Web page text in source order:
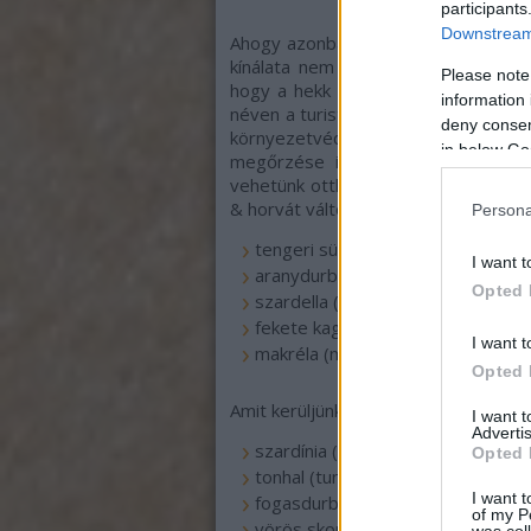
Please
information
deny
in below
I want
Opted
I want
Opted
I want
Opted
I want
of my
Ahogy azonban sajnos itthon is
kínálata nem feltétlenül a helyi
hogy a hekk nem balatoni hal? az
néven a turistát jól megtévesztve
környezetvédelmi szempontokat is
megőrzése is célunk (hiszen
vehetünk otthon is), a következő
& horvát változat):
tengeri sügér (seabream; branzin
aranydurbincs (gilt head; orada),
szardella (anchovies; incun);
fekete kagyló (mussels; dagnja)
makréla (macrel; skusa)
Amit kerüljünk - mert túlhalászott:
szardínia (sardines; srdela)
tonhal (tuna; tin)
fogasdurbincs (dentex; zubatac)